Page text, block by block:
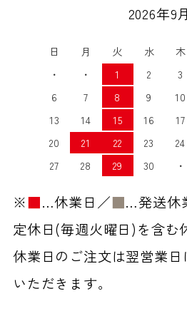
2026年9月
日 月 火 水 木
・
・ 1 2 3
6
7 8 9 10
13
14 15 16 17
20
21 22 23 24
27
28 29 30 ・
※■…休業日／■…発送休
定休日(毎週火曜日)を含む
休業日のご注文は翌営業日
いただきます。